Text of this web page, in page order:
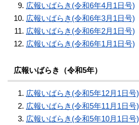
広報いばらき(令和6年4月1日号)
広報いばらき(令和6年3月1日号)
広報いばらき(令和6年2月1日号)
広報いばらき(令和6年1月1日号)
広報いばらき（令和5年）
広報いばらき(令和5年12月1日号)
広報いばらき(令和5年11月1日号)
広報いばらき(令和5年10月1日号)